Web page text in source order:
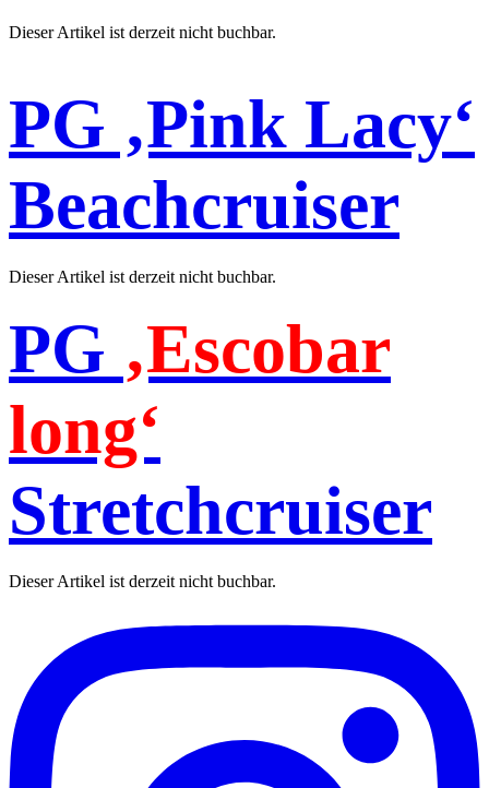
Dieser Artikel ist derzeit nicht buchbar.
PG ‚Pink Lacy‘
Beachcruiser
Dieser Artikel ist derzeit nicht buchbar.
PG ‚Escobar
long‘
Stretchcruiser
Dieser Artikel ist derzeit nicht buchbar.